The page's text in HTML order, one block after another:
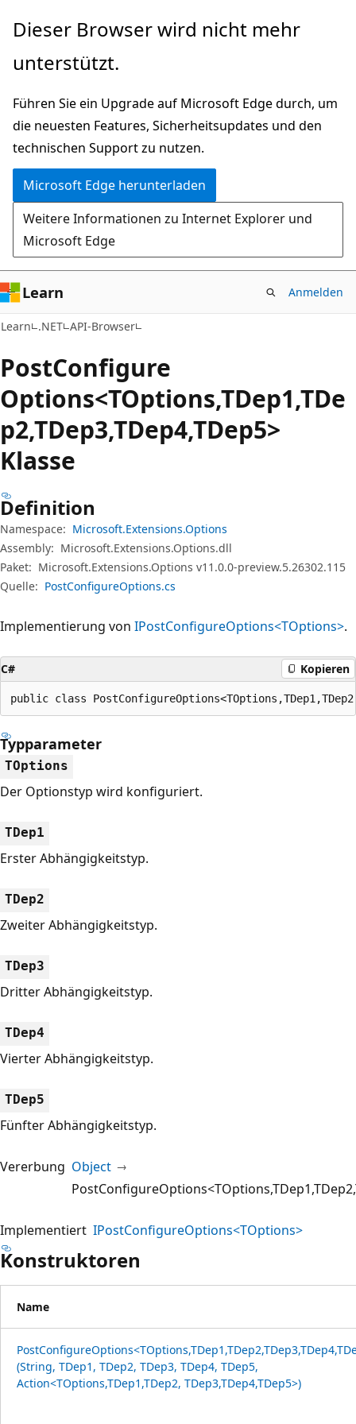
Zu
wechseln
Zur
springen
Dieser Browser wird nicht mehr
unterstützt.
Führen Sie ein Upgrade auf Microsoft Edge durch, um
die neuesten Features, Sicherheitsupdates und den
technischen Support zu nutzen.
Microsoft Edge herunterladen
Weitere Informationen zu Internet Explorer und
Microsoft Edge
Learn Anmelden
Learn .NET API-Browser
PostConfigure
Options<TOptions,TDep1,TDe
p2,TDep3,TDep4,TDep5>
Klasse
Definition
Namespace: Microsoft.Extensions.Options
Assembly: Microsoft.Extensions.Options.dll
Paket: Microsoft.Extensions.Options v11.0.0-preview.5.26302.115
Quelle: PostConfigureOptions.cs
Implementierung von IPostConfigureOptions<TOptions>.
C# Kopieren
public class
Typparameter
TOptions
Der Optionstyp wird konfiguriert.
TDep1
Erster Abhängigkeitstyp.
TDep2
Zweiter Abhängigkeitstyp.
TDep3
Dritter Abhängigkeitstyp.
TDep4
Vierter Abhängigkeitstyp.
TDep5
Fünfter Abhängigkeitstyp.
Vererbung Object
Implementiert IPostConfigureOptions<TOptions>
Konstruktoren
Name
(String, TDep1, TDep2, TDep3, TDep4, TDep5,
Action<TOptions,TDep1,TDep2, TDep3,TDep4,TDep5>)